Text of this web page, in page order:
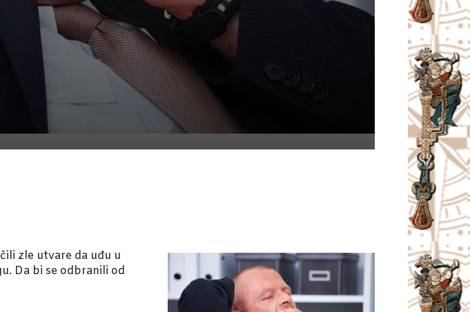
zle utvare da uđu u
Da bi se odbranili od